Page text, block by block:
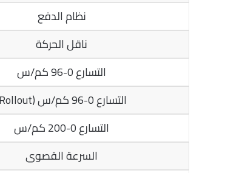
نظام الدفع
ناقل الحركة
التسارع 0-96 كم/س
التسارع 0-96 كم/س (Rollout)
التسارع 0-200 كم/س
السرعة القصوى